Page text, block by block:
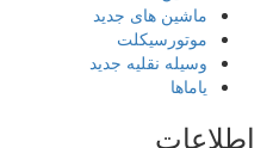
ماشین های جدید
موتورسیکلت
وسیله نقلیه جدید
یاماها
اطلاعات